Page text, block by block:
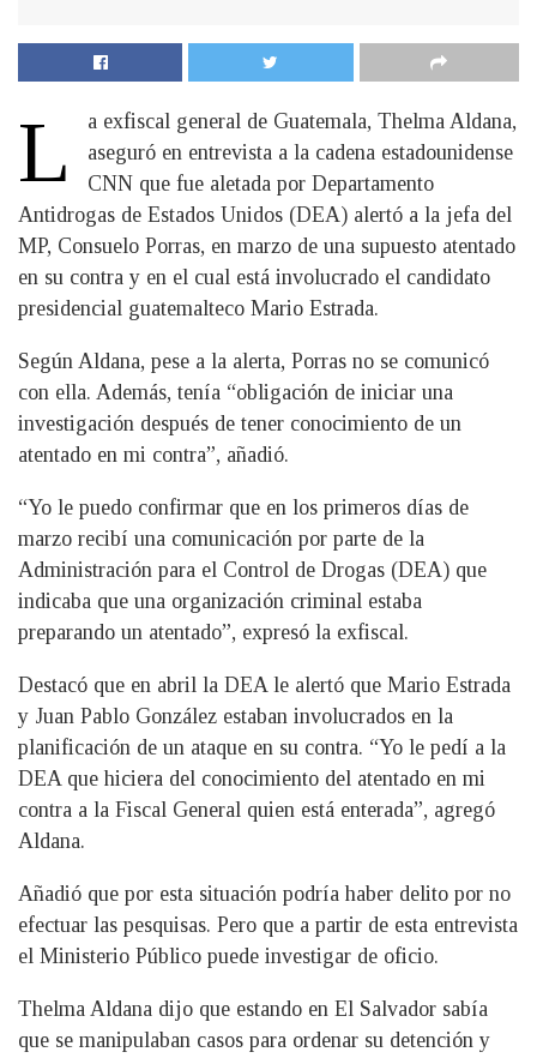
L
a exfiscal general de Guatemala, Thelma Aldana,
aseguró en entrevista a la cadena estadounidense
CNN que fue aletada por Departamento
Antidrogas de Estados Unidos (DEA) alertó a la jefa del
MP, Consuelo Porras, en marzo de una supuesto atentado
en su contra y en el cual está involucrado el candidato
presidencial guatemalteco Mario Estrada.
Según Aldana, pese a la alerta, Porras no se comunicó
con ella. Además, tenía “obligación de iniciar una
investigación después de tener conocimiento de un
atentado en mi contra”, añadió.
“Yo le puedo confirmar que en los primeros días de
marzo recibí una comunicación por parte de la
Administración para el Control de Drogas​ (DEA) que
indicaba que una organización criminal estaba
preparando un atentado”, expresó la exfiscal.
Destacó que en abril la DEA le alertó que Mario Estrada
y Juan Pablo González estaban involucrados en la
planificación de un ataque en su contra. “Yo le pedí a la
DEA que hiciera del conocimiento del atentado en mi
contra a la Fiscal General quien está enterada”, agregó
Aldana.
Añadió que por esta situación podría haber delito por no
efectuar las pesquisas. Pero que a partir de esta entrevista
el Ministerio Público puede investigar de oficio.
Thelma Aldana dijo que estando en El Salvador sabía
que se manipulaban casos para ordenar su detención y